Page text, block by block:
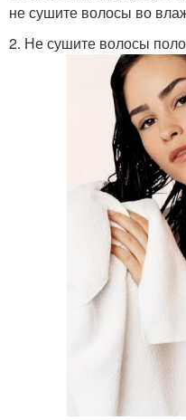
не сушите волосы во
2. Не сушите волосы